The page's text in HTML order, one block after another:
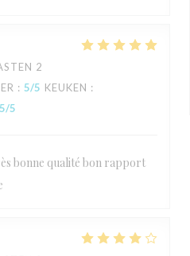
2
: 5/5 KEUKEN :
5/5
bonne qualité bon rapport